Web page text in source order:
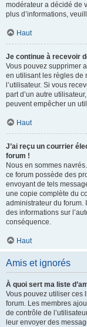
modérateur a décidé de
plus d’informations,
Haut
Je continue à recevoir
Vous pouvez supprimer
en utilisant les règles de
l’utilisateur. Si vous
part d’un autre
peuvent empêcher un
Haut
J’ai reçu un courrier
forum !
Nous en sommes
ce forum possède des
envoyant de tels
une copie complète du
administrateur du forum.
des informations sur
conséquence.
Haut
Amis et ignorés
À quoi sert ma liste
Vous pouvez utiliser ces
forum. Les membres
de contrôle de
leur envoyer des